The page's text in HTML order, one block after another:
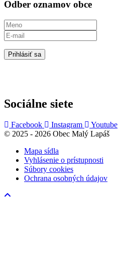
Odber oznamov obce
Prihlásiť sa
Sociálne siete
Facebook Instagram
Youtube
© 2025 - 2026 Obec Malý Lapáš
Mapa sídla
Vyhlásenie o prístupnosti
Súbory cookies
Ochrana osobných údajov